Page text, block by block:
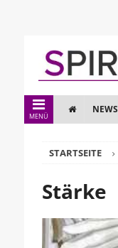
MENÜ
NEWS
STARTSEITE
Stärke